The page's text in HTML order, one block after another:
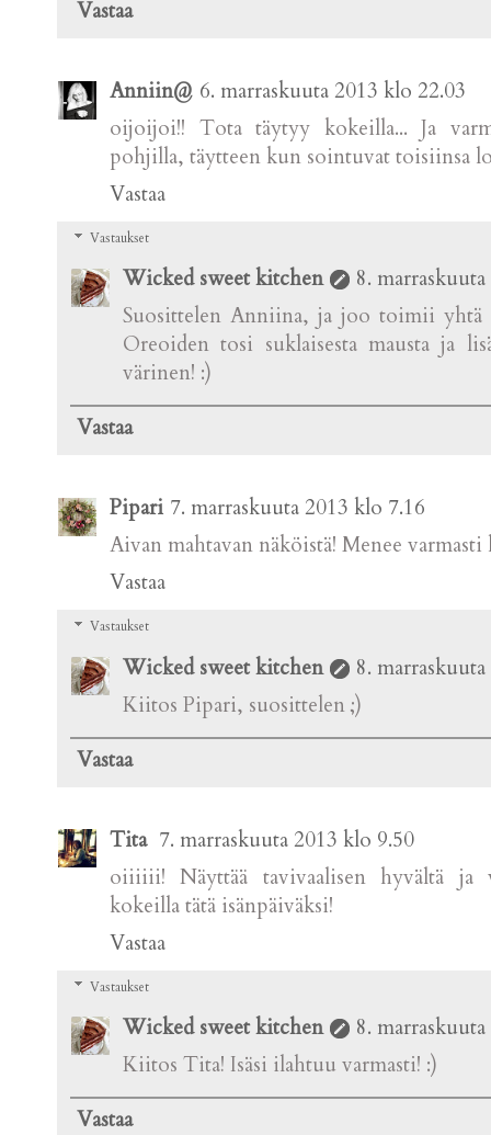
Vastaa
Anniin@ 6. marraskuuta 2013 klo 22.03
oijoijoi!! Tota täytyy kokeilla... Ja
pohjilla, täytteen kun sointuvat toisiinsa
Vastaa
Vastaukset
Wicked sweet kitchen
8.
Suosittelen Anniina, ja joo toimii
Oreoiden tosi suklaisesta mausta ja
värinen! :)
Vastaa
Pipari 7. marraskuuta 2013 klo 7.16
Aivan mahtavan näköistä! Menee
Vastaa
Vastaukset
Wicked sweet kitchen
8.
Kiitos Pipari, suosittelen ;)
Vastaa
Tita 7. marraskuuta 2013 klo 9.50
oiiiiii! Näyttää tavivaalisen hyvältä ja
kokeilla tätä isänpäiväksi!
Vastaa
Vastaukset
Wicked sweet kitchen
8.
Kiitos Tita! Isäsi ilahtuu varmasti! :)
Vastaa